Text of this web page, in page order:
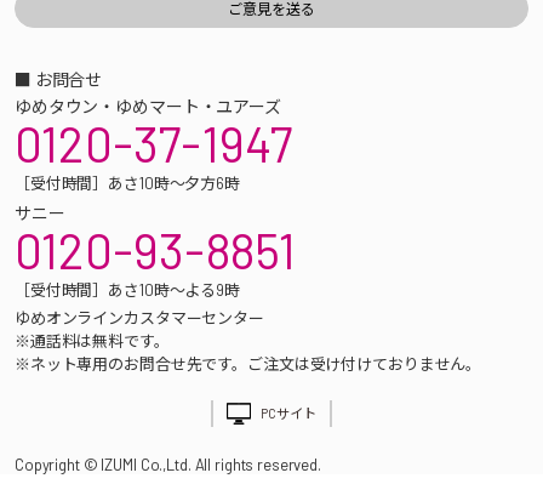
■ お問合せ
ゆめタウン・ゆめマート・ユアーズ
0120-37-1947
［受付時間］あさ10時～夕方6時
サニー
0120-93-8851
［受付時間］あさ10時～よる9時
ゆめオンラインカスタマーセンター
※通話料は無料です。
※ネット専用のお問合せ先です。ご注文は受け付けておりません。
PCサイト
Copyright © IZUMI Co.,Ltd. All rights reserved.